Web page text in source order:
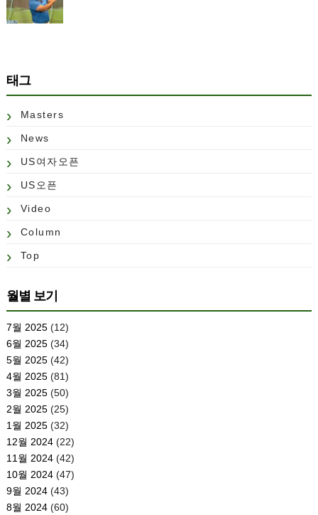
태그
Masters
News
US여자오픈
US오픈
Video
Column
Top
월별 보기
7월 2025(12)
6월 2025(34)
5월 2025(42)
4월 2025(81)
3월 2025(50)
2월 2025(25)
1월 2025(32)
12월 2024(22)
11월 2024(42)
10월 2024(47)
9월 2024(43)
8월 2024(60)